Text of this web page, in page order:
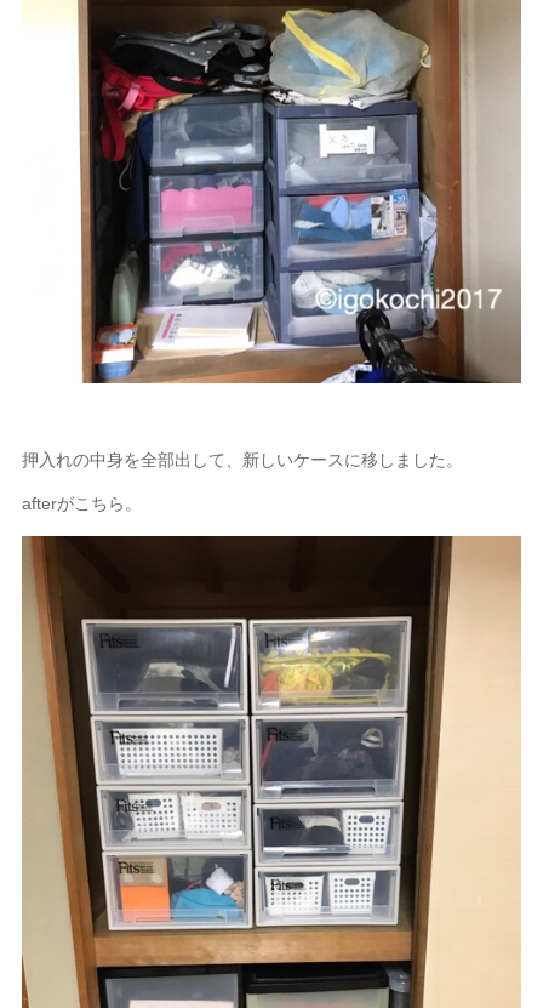
押入れの中身を全部出して、新しいケースに移しました。
afterがこちら。